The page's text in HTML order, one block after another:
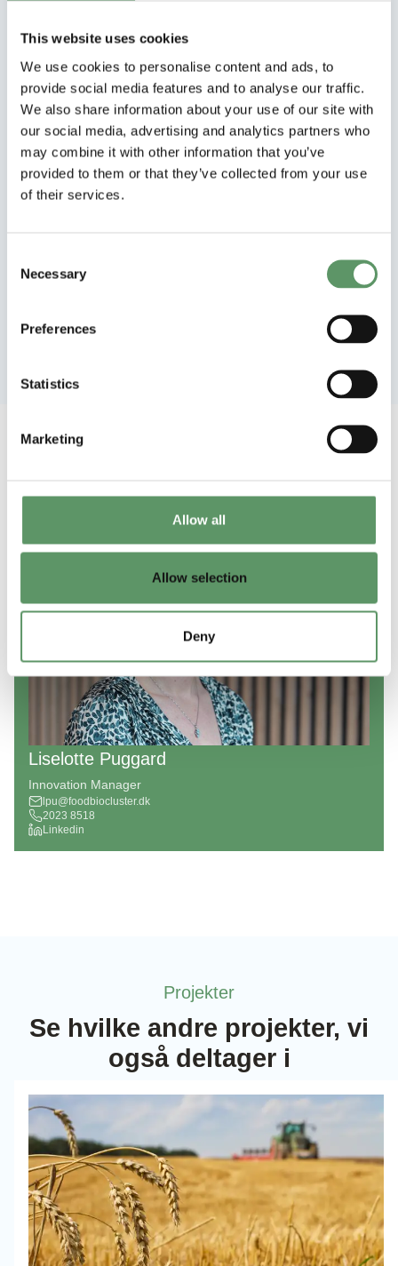
This website uses cookies
We use cookies to personalise content and ads, to
provide social media features and to analyse our traffic.
We also share information about your use of our site with
our social media, advertising and analytics partners who
may combine it with other information that you’ve
provided to them or that they’ve collected from your use
of their services.
Selection
Necessary
Preferences
Statistics
Marketing
Allow all
Allow selection
Deny
Periode
1. september 2022 - 31. august 2025
Projekttitel
MainstreamBio
Liselotte Puggard
Innovation Manager
lpu@foodbiocluster.dk
2023 8518
Linkedin
Projekter
Se hvilke andre projekter, vi
også deltager i